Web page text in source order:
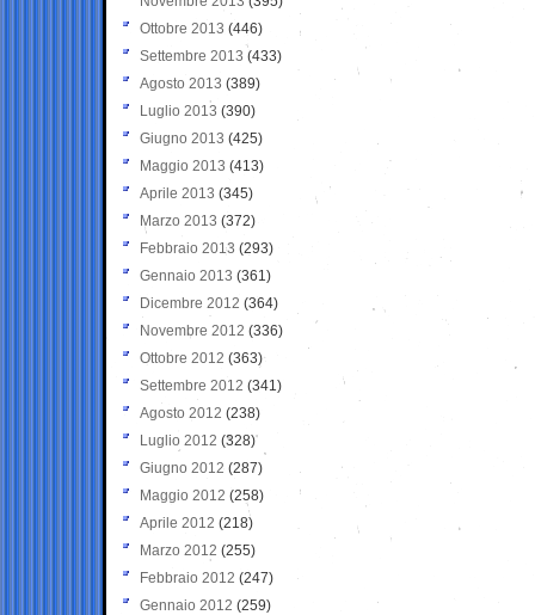
Ottobre 2013 (446)
Settembre 2013 (433)
Agosto 2013 (389)
Luglio 2013 (390)
Giugno 2013 (425)
Maggio 2013 (413)
Aprile 2013 (345)
Marzo 2013 (372)
Febbraio 2013 (293)
Gennaio 2013 (361)
Dicembre 2012 (364)
Novembre 2012 (336)
Ottobre 2012 (363)
Settembre 2012 (341)
Agosto 2012 (238)
Luglio 2012 (328)
Giugno 2012 (287)
Maggio 2012 (258)
Aprile 2012 (218)
Marzo 2012 (255)
Febbraio 2012 (247)
Gennaio 2012 (259)